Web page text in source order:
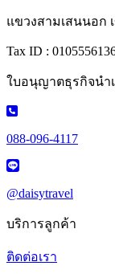
แขวงสามเสนนอก
Tax ID :
ใบอนุญาตธุรกิจนำเ
088-096-4117
@daisytravel
บริการลูกค้า
ติดต่อเรา